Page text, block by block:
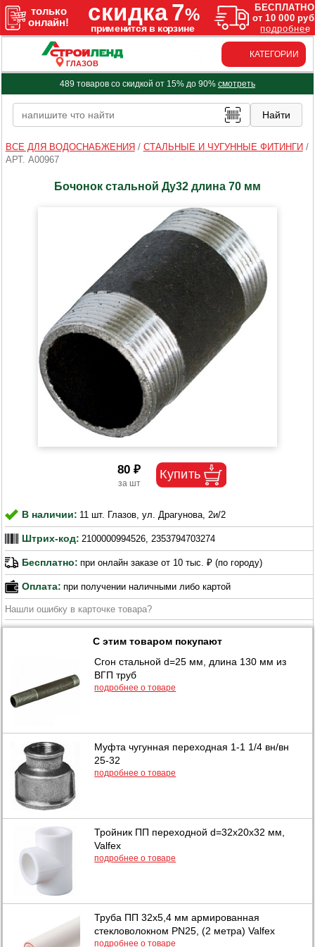
ГЛАЗОВ
КАТЕГОРИИ
489 товаров со скидкой от 15% до 90% смотреть
ВСЕ ДЛЯ ВОДОСНАБЖЕНИЯ / СТАЛЬНЫЕ И ЧУГУННЫЕ ФИТИНГИ /
АРТ. A00967
Бочонок стальной Ду32 длина 70 мм
80 ₽
В наличии: 11 шт. Глазов, ул. Драгунова, 2и/2
Штрих-код: 2100000994526, 2353794703274
Бесплатно: при онлайн заказе от 10 тыс. ₽ (по городу)
Оплата: при получении наличными либо картой
Нашли ошибку в карточке товара?
С этим товаром покупают
Сгон стальной d=25 мм, длина 130 мм из
ВГП труб
подробнее о товаре
Муфта чугунная переходная 1-1 1/4 вн/вн
25-32
подробнее о товаре
Тройник ПП переходной d=32х20х32 мм,
Valfex
подробнее о товаре
Труба ПП 32х5,4 мм армированная
стекловолокном PN25, (2 метра) Valfex
подробнее о товаре